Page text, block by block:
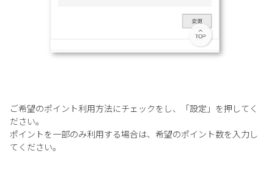
ご希望のポイント利用方法にチェックをし、「設定」を押してく
ださい。
ポイントを一部のみ利用する場合は、希望のポイント数を入力し
てください。